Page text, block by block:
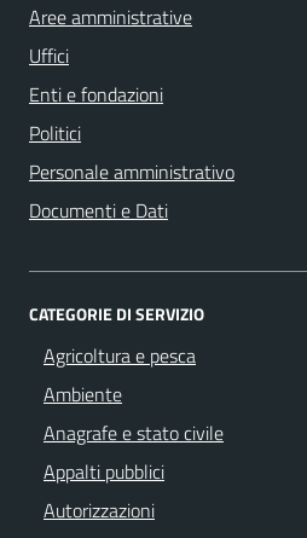
Aree amministrative
Uffici
Enti e fondazioni
Politici
Personale amministrativo
Documenti e Dati
CATEGORIE DI SERVIZIO
Agricoltura e pesca
Ambiente
Anagrafe e stato civile
Appalti pubblici
Autorizzazioni